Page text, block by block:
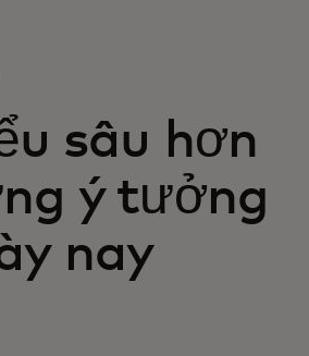
sâu hơn
ý tưởng
nay